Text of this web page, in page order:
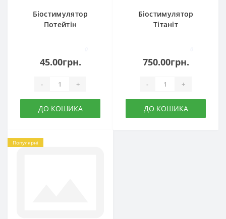
Біостимулятор
Потейтін
45.00грн.
- +
ДО КОШИКА
Біостимулятор
Тітаніт
750.00грн.
- +
ДО КОШИКА
Популярні